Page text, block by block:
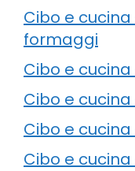
Cibo e
formaggi
Cibo e
Cibo e
Cibo e
Cibo e